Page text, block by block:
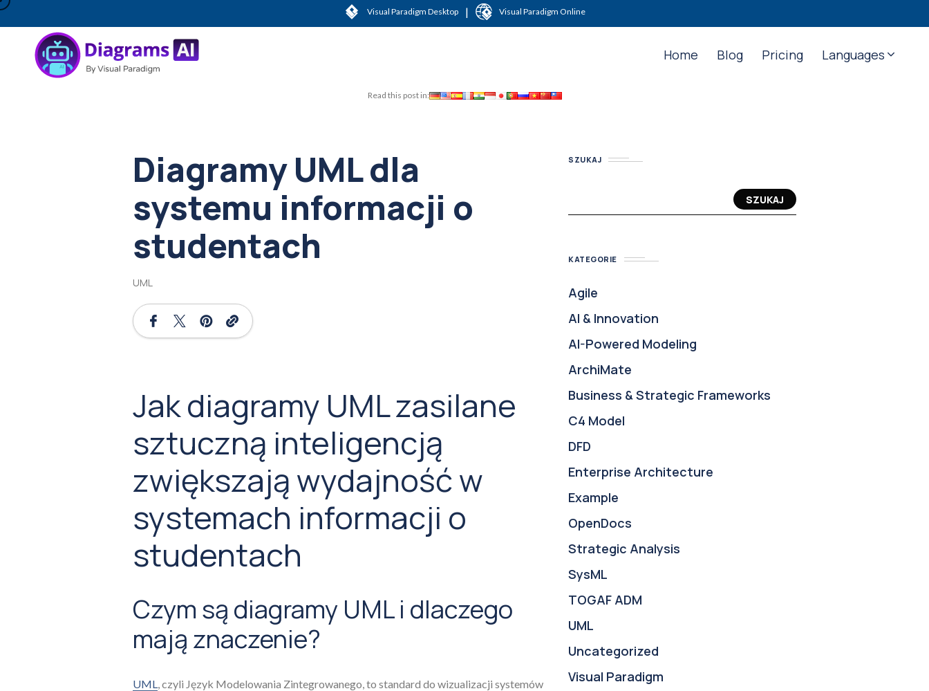
Visual Paradigm Desktop | Visual Paradigm Online
Home Blog Pricing Languages
Read this post in:
Diagramy UML dla
systemu informacji o
studentach
UML
Jak diagramy UML zasilane
sztuczną inteligencją
zwiększają wydajność w
systemach informacji o
studentach
Czym są diagramy UML i dlaczego
mają znaczenie?
UML, czyli Język Modelowania Zintegrowanego, to standard do wizualizacji systemów
SZUKAJ
SZUKAJ
KATEGORIE
Agile
AI & Innovation
AI-Powered Modeling
ArchiMate
Business & Strategic Frameworks
C4 Model
DFD
Enterprise Architecture
Example
OpenDocs
Strategic Analysis
SysML
TOGAF ADM
UML
Uncategorized
Visual Paradigm